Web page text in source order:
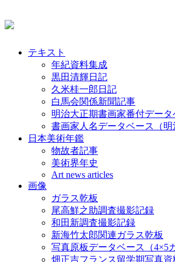
テキスト
年紀資料集成
黒田清輝日記
久米桂一郎日記
白馬会関係新聞記事
明治大正期書画家番付データ
書画家人名データベース（
日本美術年鑑
物故者記事
美術界年史
Art news articles
画像
ガラス乾板
尾高鮮之助調査撮影記録
和田新調査撮影記録
新海竹太郎関連ガラス乾板
写真原板データベース（4×5
畑正吉フランス留学期写真資